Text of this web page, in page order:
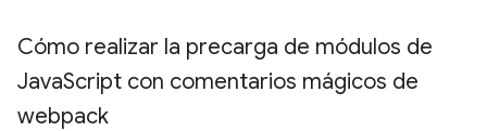
Cómo realizar la precarga de módulos de
JavaScript con comentarios mágicos de
webpack